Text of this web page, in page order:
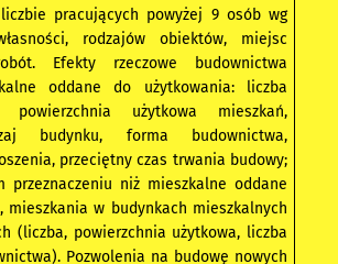
pracujących powyżej 9 osób wg
rodzajów obiektów, miejsc
Efekty rzeczowe budownictwa
oddane do użytkowania: liczba
powierzchnia użytkowa mieszkań,
budynku, forma budownictwa,
przeciętny czas trwania budowy;
przeznaczeniu niż mieszkalne oddane
mieszkania w budynkach mieszkalnych
(liczba, powierzchnia użytkowa, liczba
Pozwolenia na budowę nowych